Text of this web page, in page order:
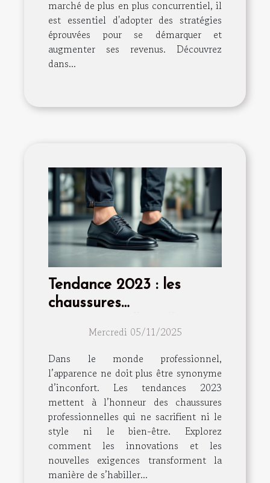
marché de plus en plus concurrentiel, il
est essentiel d'adopter des stratégies
éprouvées pour se démarquer et
augmenter ses revenus. Découvrez
dans...
Tendance 2023 : les
chaussures
style et confort
Mercredi 05/11/2025
Dans le monde professionnel,
l’apparence ne doit plus être synonyme
d’inconfort. Les tendances 2023
mettent à l’honneur des chaussures
professionnelles qui ne sacrifient ni le
style ni le bien-être. Explorez
comment les innovations et les
nouvelles exigences transforment la
manière de s’habiller...